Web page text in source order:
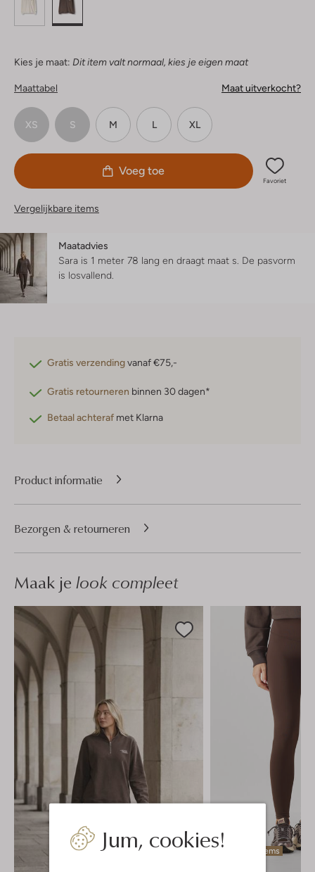
Jum, cookies!
Kies je maat: Dit item valt normaal, kies je eigen maat
Maattabel Maat uitverkocht?
XS S M L XL
Voeg toe
Favoriet
Vergelijkbare items
Maatadvies
Sara is 1 meter 78 lang en draagt maat s. De pasvorm
is losvallend
Gratis verzendingvanaf €75,-
Gratis retourneren binnen 30 dagen*
Betaal achteraf met Klarna
Product informatie
Bezorgen & retourneren
Maak je look compleet
Laatste items